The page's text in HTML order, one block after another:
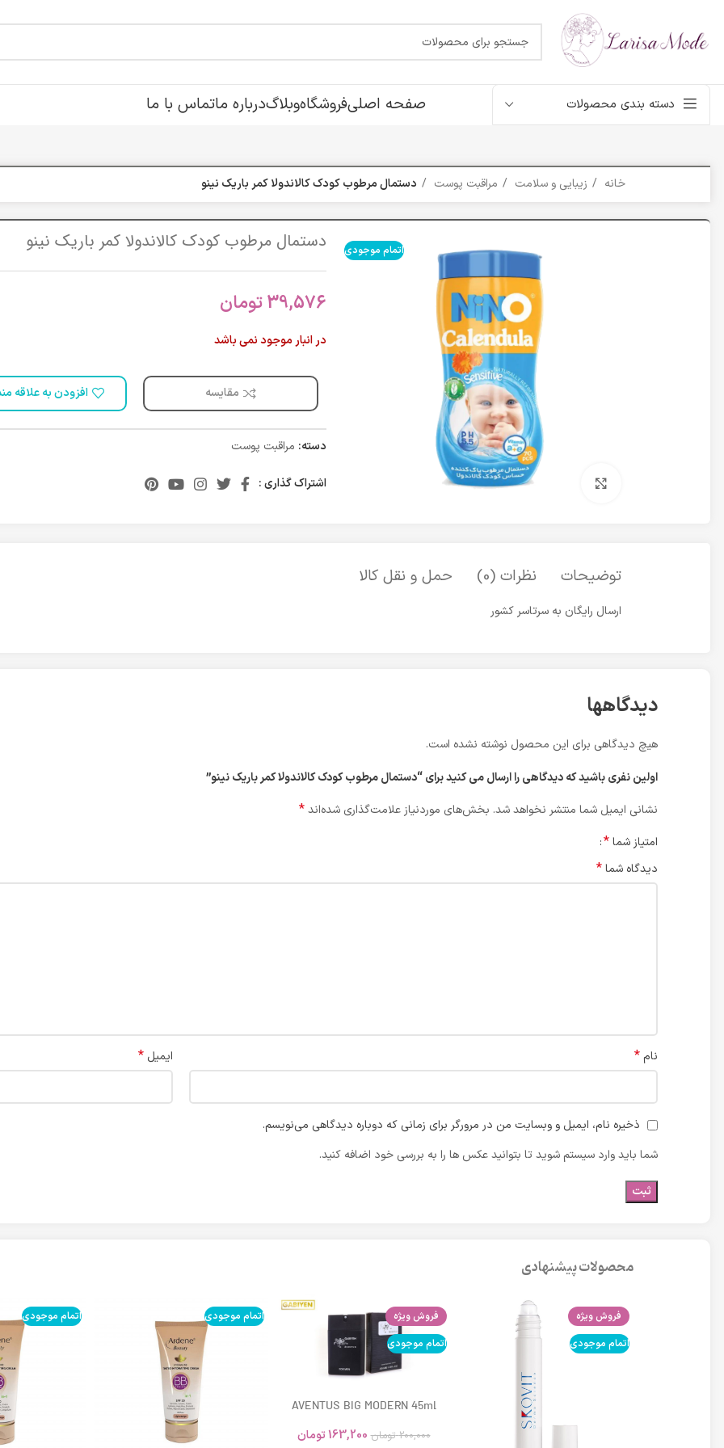
دسته بندی محصولات صفحه اصلیفروشگاهوبلاگدرباره ماتماس با ما
خانه زیبایی و سلامت مراقبت پوست دستمال مرطوب کودک کالاندولا کمر باريک نینو
اتمام موجودی
برای بزرگنمایی کلیک کنید
دستمال مرطوب کودک کالاندولا کمر باريک نینو
39,576تومان
در انبار موجود نمی باشد
مقایسه افزودن به علاقه
دسته: مراقبت پوست
اشتراک گذاری :
توضیحات نظرات (0) حمل و نقل کالا
ارسال رایگان به سرتاسر کشور
دیدگاهها
هیچ دیدگاهی برای این محصول نوشته نشده است.
اولین نفری باشید که دیدگاهی را ارسال می کنید برای “دستمال مرطوب کودک کالاندولا کمر باريک نینو”
نشانی ایمیل شما منتشر نخواهد شد. بخش‌های موردنیاز علامت‌گذاری شده‌اند*
امتیاز شما*
دیدگاه شما*
نام * ایمیل *
ذخیره نام، ایمیل و وبسایت من در مرورگر برای زمانی که دوباره دیدگاهی می‌نویسم.
شما باید وارد سیستم شوید تا بتوانید عکس ها را به بررسی خود اضافه کنید.
محصولات پیشنهادی
فروش ویژه
اتمام موجودی
فروش ویژه
اتمام موجودی
AVENTUS BIG MODERN 45ml
200,000 تومان 163,200تومان
اتمام موجودی اتمام موجودی